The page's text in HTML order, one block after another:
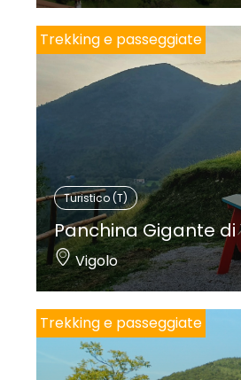
Trekking e passeggiate
Turistico (T)
Panchina Gigante di
Vigolo
Trekking e passeggiate